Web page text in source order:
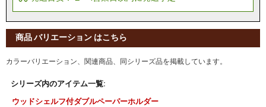
商品 バリエーション はこちら
カラーバリエーション、関連商品、同シリーズ品を掲載しています。
シリーズ内のアイテム一覧:
ウッドシェルフ付ダブルペーパーホルダー